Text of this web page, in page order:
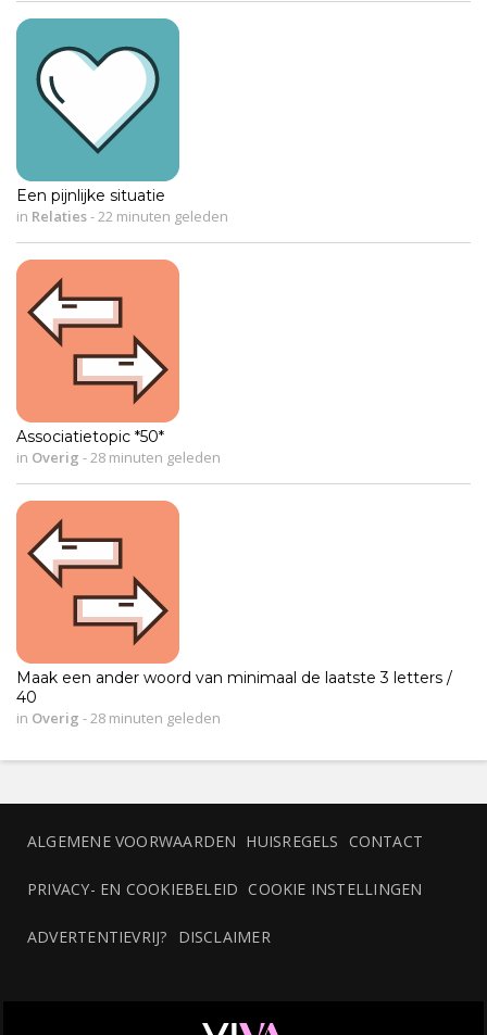
Een pijnlijke situatie
in Relaties-22 minuten geleden
Associatietopic *50*
in Overig -28 minuten geleden
Maak een ander woord van minimaal de laatste 3 letters /
40
in Overig -28 minuten geleden
ALGEMENE VOORWAARDEN HUISREGELS CONTACT
PRIVACY- EN COOKIEBELEID COOKIE INSTELLINGEN
ADVERTENTIEVRIJ? DISCLAIMER